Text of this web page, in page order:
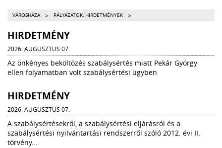
VÁROSHÁZA > PÁLYÁZATOK, HIRDETMÉNYEK >
HIRDETMÉNY
2026. AUGUSZTUS 07.
Az önkényes beköltözés szabálysértés miatt Pekár György
ellen folyamatban volt szabálysértési ügyben
HIRDETMÉNY
2026. AUGUSZTUS 07.
A szabálysértésekről, a szabálysértési eljárásról és a
szabálysértési nyilvántartási rendszerről szóló 2012. évi II.
törvény...